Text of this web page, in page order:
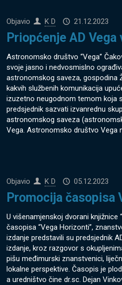
Objavio K D 21.12.2023
Priopćenje AD
Astronomsko društvo “Vega”
svoje jasno i nedvosmislno
astronomskog saveza, gospodina
kakvih službenih komunikacija
izuzetno neugodnom temom koja
predsjednik sazvati izvanrednu
astronomskog saveza
Vega. Astronomsko društvo Vega
Objavio K D 05.12.2023
Promocija časopisa
U višenamjenskoj dvorani knjižnice
časopisa “Vega Horizonti”,
izdanje predstavili su predsjednik
izdanje, kroz razgovor s
pišu međimurski znanstvenici,
lokalne perspektive. Časopis je
a uredništvo čine dr.sc. Dejan